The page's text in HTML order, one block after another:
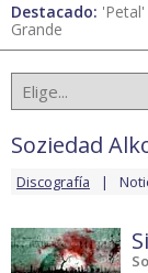
Destacado:
Grande
Soziedad
Discografía